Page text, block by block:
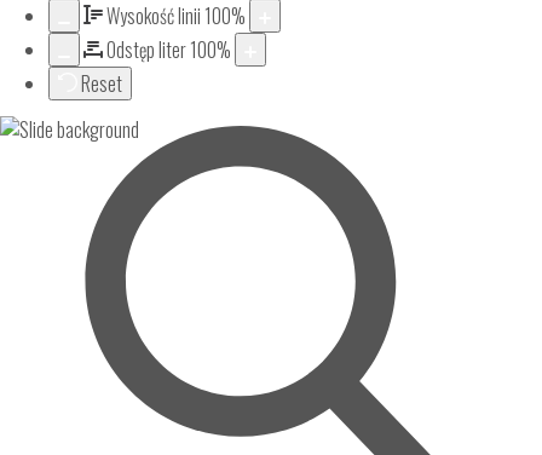
Wysokość linii 100%
Odstęp liter100%
Reset